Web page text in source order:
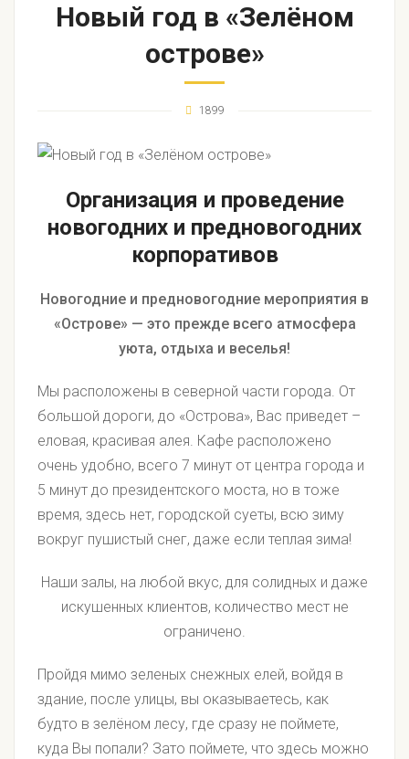
Новый год в «Зелёном
острове»
1899
Организация и проведение
новогодних и предновогодних
корпоративов
Новогодние и предновогодние мероприятия в
«Острове» — это прежде всего атмосфера
уюта, отдыха и веселья!
Мы расположены в северной части города. От
большой дороги, до «Острова», Вас приведет –
еловая, красивая алея. Кафе расположено
очень удобно, всего 7 минут от центра города и
5 минут до президентского моста, но в тоже
время, здесь нет, городской суеты, всю зиму
вокруг пушистый снег, даже если теплая зима!
Наши залы, на любой вкус, для солидных и даже
искушенных клиентов, количество мест не
ограничено.
Пройдя мимо зеленых снежных елей, войдя в
здание, после улицы, вы оказываетесь, как
будто в зелёном лесу, где сразу не поймете,
куда Вы попали? Зато поймете, что здесь можно